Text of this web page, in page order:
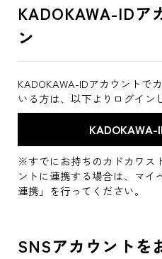
KADOKAWA-IDア
ン
KADOKAWA-IDアカウントで
いる方は、以下よりログイン
※すでにお持ちのカドカワス
ントに連携する場合は、マイ
連携」を行ってください。
SNSアカウントを